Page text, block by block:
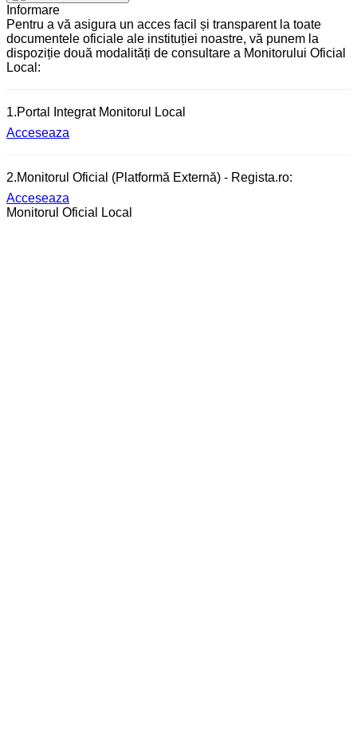
Informare
Pentru a vă asigura un acces facil și transparent la toate
documentele oficiale ale instituției noastre, vă punem la
dispoziție două modalități de consultare a Monitorului Oficial
Local:
1.Portal Integrat Monitorul Local
Acceseaza
2.Monitorul Oficial (Platformă Externă) - Regista.ro:
Acceseaza
Monitorul Oficial Local